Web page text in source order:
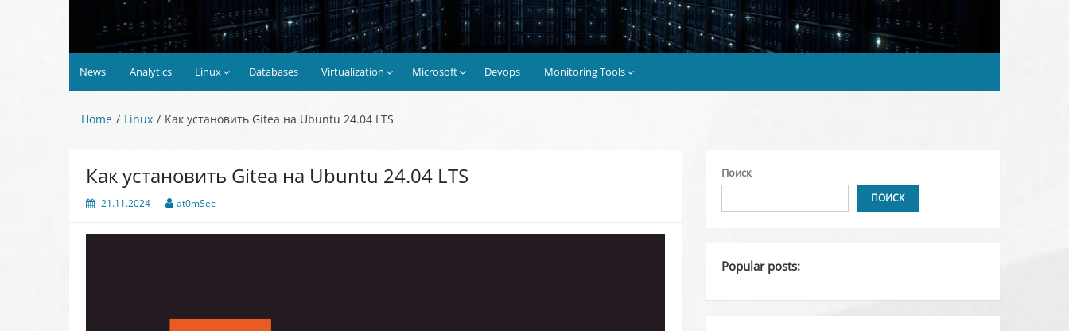
News Analytics Linux Databases Virtualization Microsoft Devops Monitoring Tools
Home Linux Как установить Gitea на Ubuntu 24.04 LTS
Как установить Gitea на Ubuntu 24.04 LTS
21.11.2024 at0mSec
Поиск
ПОИСК
Popular posts: